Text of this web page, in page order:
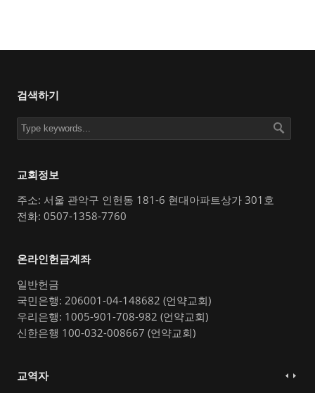
검색하기
교회정보
주소: 서울 관악구 인헌동 181-6 현대아파트상가 301호
전화: 0507-1358-7760
온라인헌금계좌
일반헌금
국민은행: 206001-04-148682 (언약교회)
우리은행: 1005-901-708-982 (언약교회)
신한은행 100-032-008667 (언약교회)
교역자